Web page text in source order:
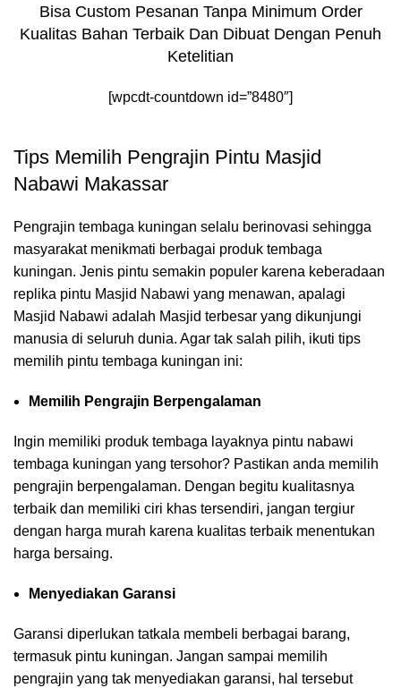
Bisa Custom Pesanan Tanpa Minimum Order
Kualitas Bahan Terbaik Dan Dibuat Dengan Penuh
Ketelitian
[wpcdt-countdown id=”8480″]
Tips Memilih Pengrajin Pintu Masjid
Nabawi Makassar
Pengrajin tembaga kuningan selalu berinovasi sehingga
masyarakat menikmati berbagai produk tembaga
kuningan. Jenis pintu semakin populer karena keberadaan
replika pintu Masjid Nabawi yang menawan, apalagi
Masjid Nabawi adalah Masjid terbesar yang dikunjungi
manusia di seluruh dunia. Agar tak salah pilih, ikuti tips
memilih pintu tembaga kuningan ini:
Memilih Pengrajin Berpengalaman
Ingin memiliki produk tembaga layaknya pintu nabawi
tembaga kuningan yang tersohor? Pastikan anda memilih
pengrajin berpengalaman. Dengan begitu kualitasnya
terbaik dan memiliki ciri khas tersendiri, jangan tergiur
dengan harga murah karena kualitas terbaik menentukan
harga bersaing.
Menyediakan Garansi
Garansi diperlukan tatkala membeli berbagai barang,
termasuk pintu kuningan. Jangan sampai memilih
pengrajin yang tak menyediakan garansi, hal tersebut